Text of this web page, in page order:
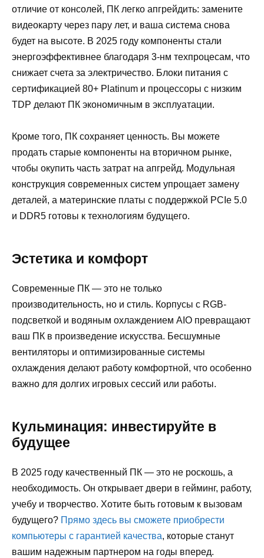
отличие от консолей, ПК легко апгрейдить: замените
видеокарту через пару лет, и ваша система снова
будет на высоте. В 2025 году компоненты стали
энергоэффективнее благодаря 3-нм техпроцесам, что
снижает счета за электричество. Блоки питания с
сертификацией 80+ Platinum и процессоры с низким
TDP делают ПК экономичным в эксплуатации.
Кроме того, ПК сохраняет ценность. Вы можете
продать старые компоненты на вторичном рынке,
чтобы окупить часть затрат на апгрейд. Модульная
конструкция современных систем упрощает замену
деталей, а материнские платы с поддержкой PCIe 5.0
и DDR5 готовы к технологиям будущего.
Эстетика и комфорт
Современные ПК — это не только
производительность, но и стиль. Корпусы с RGB-
подсветкой и водяным охлаждением AIO превращают
ваш ПК в произведение искусства. Бесшумные
вентиляторы и оптимизированные системы
охлаждения делают работу комфортной, что особенно
важно для долгих игровых сессий или работы.
Кульминация: инвестируйте в
будущее
В 2025 году качественный ПК — это не роскошь, а
необходимость. Он открывает двери в гейминг, работу,
учебу и творчество. Хотите быть готовым к вызовам
будущего? Прямо здесь вы сможете приобрести
компьютеры с гарантией качества, которые станут
вашим надежным партнером на годы вперед.